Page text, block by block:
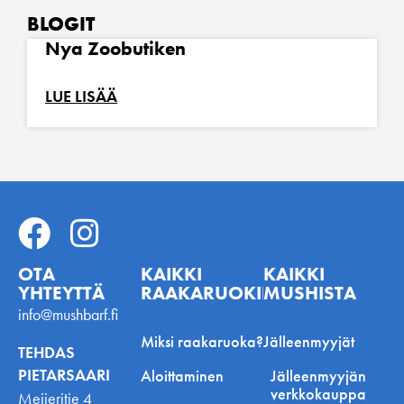
BLOGIT
Nya Zoobutiken
LUE LISÄÄ
OTA
YHTEYTTÄ
info@mushbarf.fi
TEHDAS
PIETARSAARI
Meijeritie 4
KAIKKI
RAAKARUOKINNASTA
Miksi raakaruoka?
Aloittaminen
KAIKKI
MUSHISTA
Jälleenmyyjät
Jälleenmyyjän
verkkokauppa